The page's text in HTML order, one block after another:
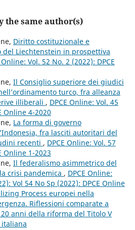
the same author(s)
Diritto costituzionale e
del Liechtenstein in prospettiva
Online: Vol. 52 No. 2 (2022): DPCE
Il Consiglio superiore dei giudici
turco, fra alleanza
illiberali , DPCE Online: Vol. 45
Online 4-2020
La forma di governo
fra lasciti autoritari del
recenti , DPCE Online: Vol. 57
Online 1-2023
Il federalismo asimmetrico del
crisi pandemica , DPCE Online:
Vol 54 No Sp (2022): DPCE Online
Process europei nella
Riflessioni comparate a
anni della riforma del Titolo V